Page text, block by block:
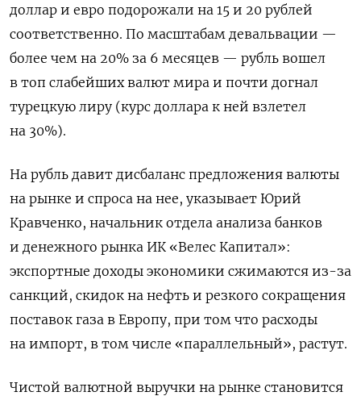
доллар и евро подорожали на 15 и 20 рублей
соответственно. По масштабам девальвации —
более чем на 20% за 6 месяцев — рубль вошел
в топ слабейших валют мира и почти догнал
турецкую лиру (курс доллара к ней взлетел
на 30%).
На рубль давит дисбаланс предложения валюты
на рынке и спроса на нее, указывает Юрий
Кравченко, начальник отдела анализа банков
и денежного рынка ИК «Велес Капитал»:
экспортные доходы экономики сжимаются из-за
санкций, скидок на нефть и резкого сокращения
поставок газа в Европу, при том что расходы
на импорт, в том числе «параллельный», растут.
Чистой валютной выручки на рынке становится